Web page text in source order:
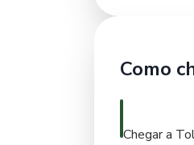
Como
Chegar a